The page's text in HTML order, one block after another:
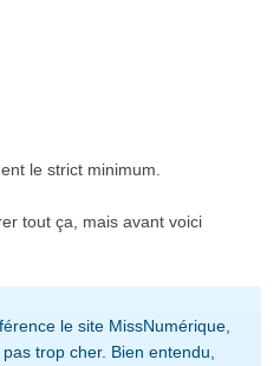
le strict minimum.
tout ça, mais avant voici
le site MissNumérique,
pas trop cher. Bien entendu,